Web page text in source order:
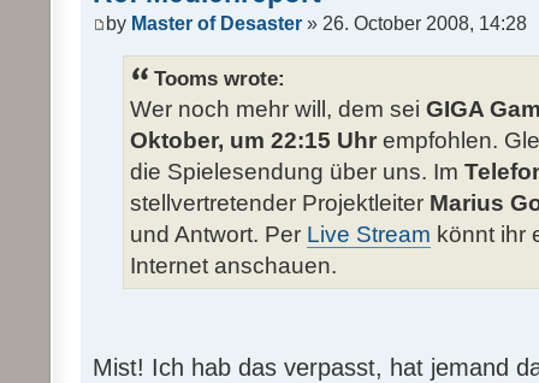
by Master of Desaster » 26. October 2008, 14:28
Tooms wrote:
Wer noch mehr will, dem sei GIGA
Oktober, um 22:15 Uhr empfohlen.
die Spielesendung über uns. Im
stellvertretender Projektleiter Marius
und Antwort. Per Live Stream könnt ihr
Internet anschauen.
Mist! Ich hab das verpasst, hat jemand